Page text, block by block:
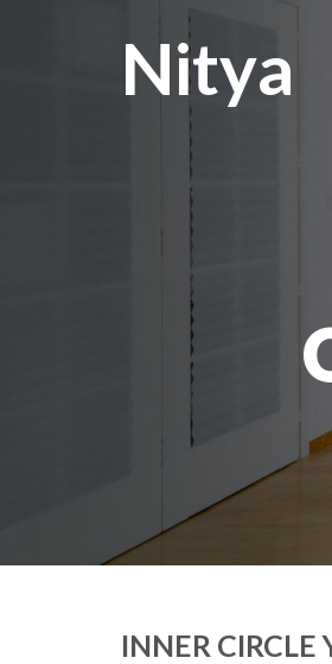
Nitya
INNER CIRCLE